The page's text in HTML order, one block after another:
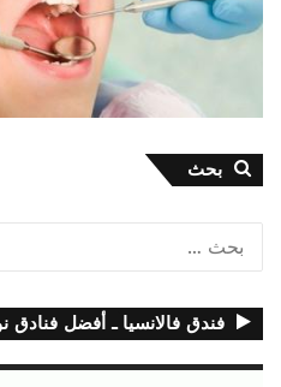
بحث
فندق فالانسيا ـ أفضل فنادق
مشغل